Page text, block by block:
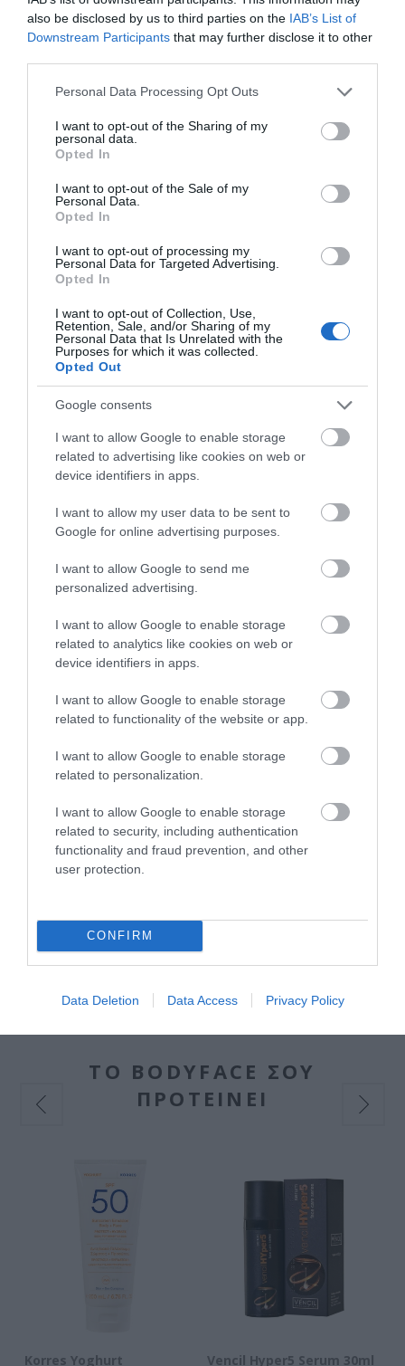
also be disclosed by us to third parties on the IAB’s List of
Downstream Participants that may further disclose it to other
Please note that this website/app uses one or more Google
not limited to your visit or usage behaviour. You may click to
grant or deny consent to Google and its third-party tags to
use your data for below specified purposes in below Google
consent section.
Personal Data Processing Opt Outs
I want to opt-out of the Sharing of my
personal data.
Opted In
I want to opt-out of the Sale of my
Personal Data.
Opted In
I want to opt-out of processing my
Personal Data for Targeted Advertising.
Opted In
I want to opt-out of Collection, Use,
Retention, Sale, and/or Sharing of my
Personal Data that Is Unrelated with the
Purposes for which it was collected.
Opted Out
Google consents
I want to allow Google to enable storage
related to advertising like cookies on web or
device identifiers in apps.
I want to allow my user data to be sent to
Google for online advertising purposes.
I want to allow Google to send me
personalized advertising.
I want to allow Google to enable storage
related to analytics like cookies on web or
device identifiers in apps.
I want to allow Google to enable storage
related to functionality of the website or app.
I want to allow Google to enable storage
related to personalization.
I want to allow Google to enable storage
related to security, including authentication
functionality and fraud prevention, and other
user protection.
CONFIRM
Data Deletion Data Access Privacy Policy
• Κιρσούς
• Οίδημα κάτω άκρων
• Ευρυαγγείες
• Έντονο αίσθημα βάρους στα πόδια
• Θεραπευτική συμπίεση 20-30 mmHg
αποτελεσματικότητα, άνεση και αξιόπιστη εφαρμογή για
καθημερινή χρήση σύμφωνα με τις ανάγκες της φλεβικής
υγείας των κάτω άκρων.
Ελλάδα:https://kalmedica.com
ΣΧΕΤΙΚΆ ΠΡΟΪΌΝΤΑ
Vencil Tired Legs Gel 200ml Τζελ για
Κουρασμένα πόδια
Διαθέσιμο
ΤΟ BODYFACE ΣΟΥ
ΠΡΟΤΕΙΝΕΙ
Korres Yoghurt
Vencil Hyper5 Serum 30ml